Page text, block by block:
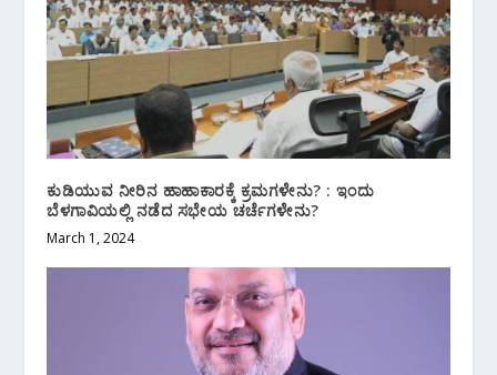
ಕುಡಿಯುವ ನೀರಿನ ಹಾಹಾಕಾರಕ್ಕೆ ಕ್ರಮಗಳೇನು? : ಇಂದು
ಬೆಳಗಾವಿಯಲ್ಲಿ ನಡೆದ ಸಭೇಯ ಚರ್ಚೆಗಳೇನು?
March 1, 2024